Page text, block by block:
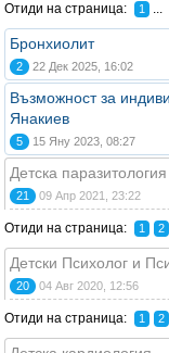
Отиди на страница: 1 ...
Бронхиолит
2 22 Дек 2025, 16:02
Възможност за
Янакиев
5 15 Яну 2023, 08:27
Детска
21 09 Апр 2021, 23:22
Отиди на страница: 1 2
Детски Психолог и
20 04 Авг 2020, 12:56
Отиди на страница: 1 2